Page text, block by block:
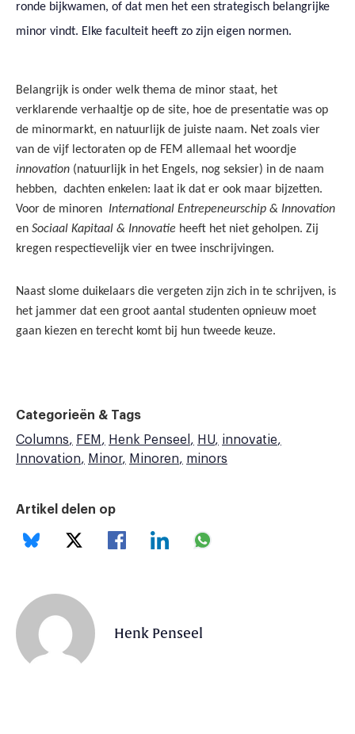
ronde bijkwamen, of dat men het een strategisch belangrijke
minor vindt. Elke faculteit heeft zo zijn eigen normen.
Belangrijk is onder welk thema de minor staat, het
verklarende verhaaltje op de site, hoe de presentatie was op
de minormarkt, en natuurlijk de juiste naam. Net zoals vier
van de vijf lectoraten op de FEM allemaal het woordje
innovation (natuurlijk in het Engels, nog seksier) in de naam
hebben, dachten enkelen: laat ik dat er ook maar bijzetten.
Voor de minoren International Entrepeneurschip & Innovation
en Sociaal Kapitaal & Innovatie heeft het niet geholpen. Zij
kregen respectievelijk vier en twee inschrijvingen.
Naast slome duikelaars die vergeten zijn zich in te schrijven, is
het jammer dat een groot aantal studenten opnieuw moet
gaan kiezen en terecht komt bij hun tweede keuze.
Categorieën & Tags
Columns
FEM Henk Penseel HU
innovatie
Innovation
Minor Minoren minors
Artikel delen op
Henk Penseel